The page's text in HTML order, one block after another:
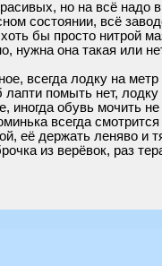
но на всё
состоянии, всё
бы просто нитрой
нужна она такая или
всегда лодку на
помыть нет,
обувь мочить
всегда
её держать леняво и
из верёвок, раз